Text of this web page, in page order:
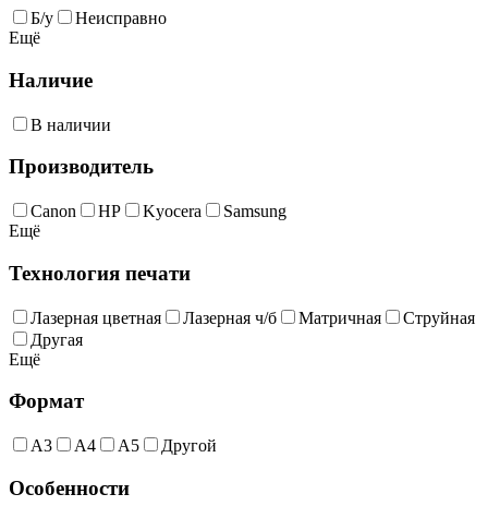
Б/у
Неисправно
Ещё
Наличие
В наличии
Производитель
Canon HP Kyocera
Samsung
Ещё
Технология печати
Лазерная цветная Лазерная ч/б Матричная
Струйная
Другая
Ещё
Формат
А3 А4 А5 Другой
Особенности